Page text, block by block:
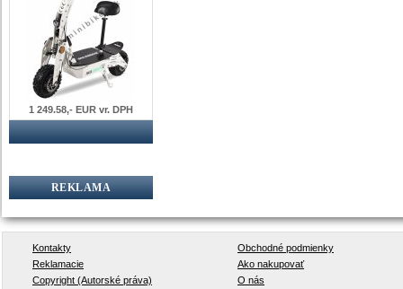
1 249.58,- EUR vr. DPH
REKLAMA
Kontakty
Obchodné podmienky
Reklamacie
Ako nakupovať
Copyright (Autorské práva)
O nás